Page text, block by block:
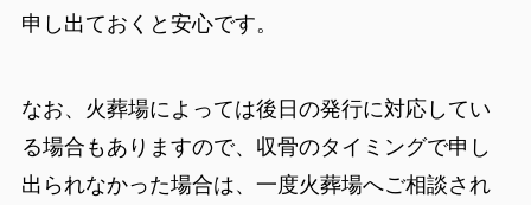
申し出ておくと安心です。
なお、火葬場によっては後日の発行に対応してい
る場合もありますので、収骨のタイミングで申し
出られなかった場合は、一度火葬場へご相談され